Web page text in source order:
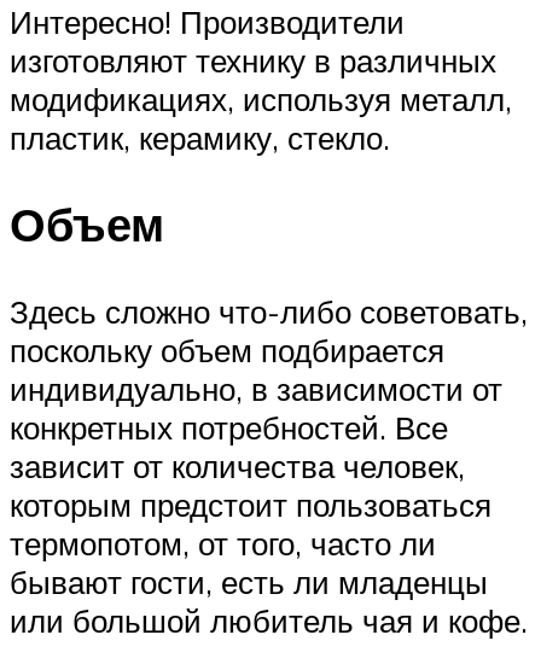
Интересно! Производители
изготовляют технику в различных
модификациях, используя металл,
пластик, керамику, стекло.
Объем
Здесь сложно что-либо советовать,
поскольку объем подбирается
индивидуально, в зависимости от
конкретных потребностей. Все
зависит от количества человек,
которым предстоит пользоваться
термопотом, от того, часто ли
бывают гости, есть ли младенцы
или большой любитель чая и кофе.